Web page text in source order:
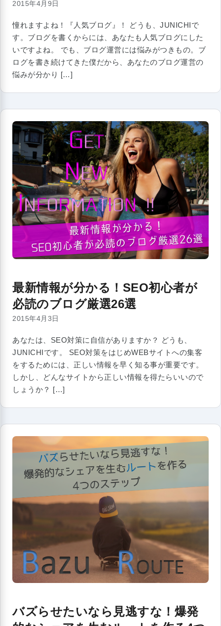
2015年4月9日
憧れますよね！『人気ブログ』！ どうも、JUNICHIで
す。ブログを書くからには、あなたも人気ブログにした
いですよね。 でも、ブログ運営には悩みがつきもの。ブ
ログを書き続けてきた僕だから、あなたのブログ運営の
悩みが分かり […]
最新情報が分かる！SEO初心者が
必読のブログ厳選26選
2015年4月3日
あなたは、SEO対策に自信がありますか？ どうも、
JUNICHIです。 SEO対策をはじめWEBサイトへの集客
をするためには、正しい情報を早く知る事が重要です。
しかし、どんなサイトから正しい情報を得たらいいので
しょうか？ […]
バズらせたいなら見逃すな！爆発